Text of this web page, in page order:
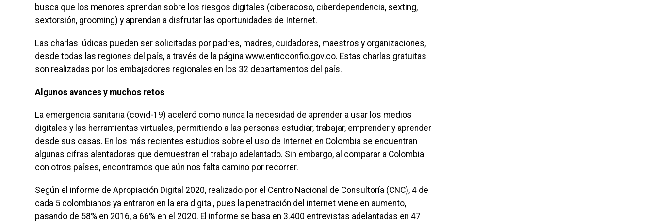
busca que los menores aprendan sobre los riesgos digitales (ciberacoso, ciberdependencia, sexting,
sextorsión, grooming) y aprendan a disfrutar las oportunidades de Internet.
Las charlas lúdicas pueden ser solicitadas por padres, madres, cuidadores, maestros y organizaciones,
desde todas las regiones del país, a través de la página www.enticconfio.gov.co. Estas charlas gratuitas
son realizadas por los embajadores regionales en los 32 departamentos del país.
Algunos avances y muchos retos
La emergencia sanitaria (covid-19) aceleró como nunca la necesidad de aprender a usar los medios
digitales y las herramientas virtuales, permitiendo a las personas estudiar, trabajar, emprender y aprender
desde sus casas. En los más recientes estudios sobre el uso de Internet en Colombia se encuentran
algunas cifras alentadoras que demuestran el trabajo adelantado. Sin embargo, al comparar a Colombia
con otros países, encontramos que aún nos falta camino por recorrer.
Según el informe de Apropiación Digital 2020, realizado por el Centro Nacional de Consultoría (CNC), 4 de
cada 5 colombianos ya entraron en la era digital, pues la penetración del internet viene en aumento,
pasando de 58% en 2016, a 66% en el 2020. El informe se basa en 3.400 entrevistas adelantadas en 47